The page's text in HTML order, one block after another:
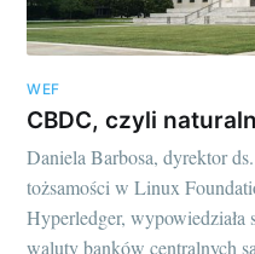
WEF
CBDC, czyli
Daniela Barbosa, dyrektor
tożsamości w Linux
Hyperledger,
waluty banków centralnych